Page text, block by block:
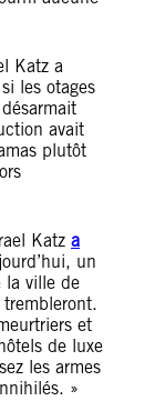
Katz a
les otages
avait
plutôt
Katz a
un
la ville de
et
de luxe
les armes
»